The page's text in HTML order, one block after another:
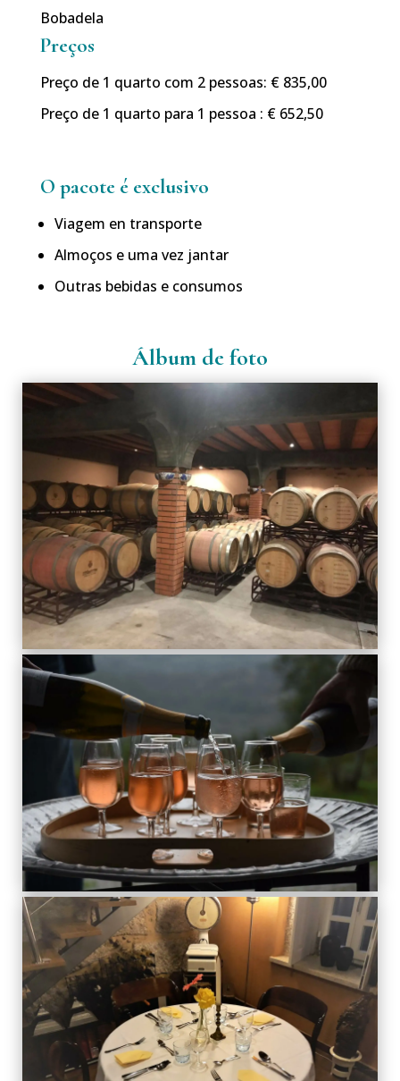
Bobadela
Preços
Preço de 1 quarto com 2 pessoas: € 835,00
Preço de 1 quarto para 1 pessoa : € 652,50
O pacote é exclusivo
Viagem en transporte
Almoços e uma vez jantar
Outras bebidas e consumos
Álbum de foto